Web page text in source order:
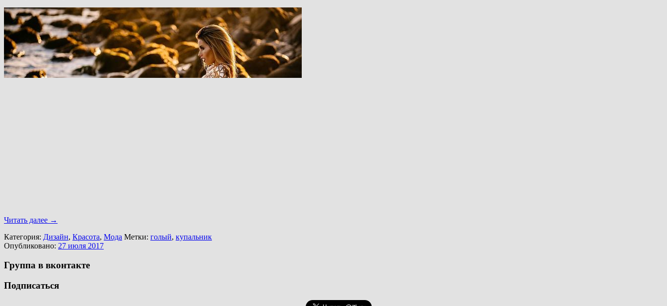
Читать далее →
Категория: Дизайн, Красота, Мода Метки: голый, купальник
Опубликовано: 27 июля 2017
Группа в вконтакте
Подписаться